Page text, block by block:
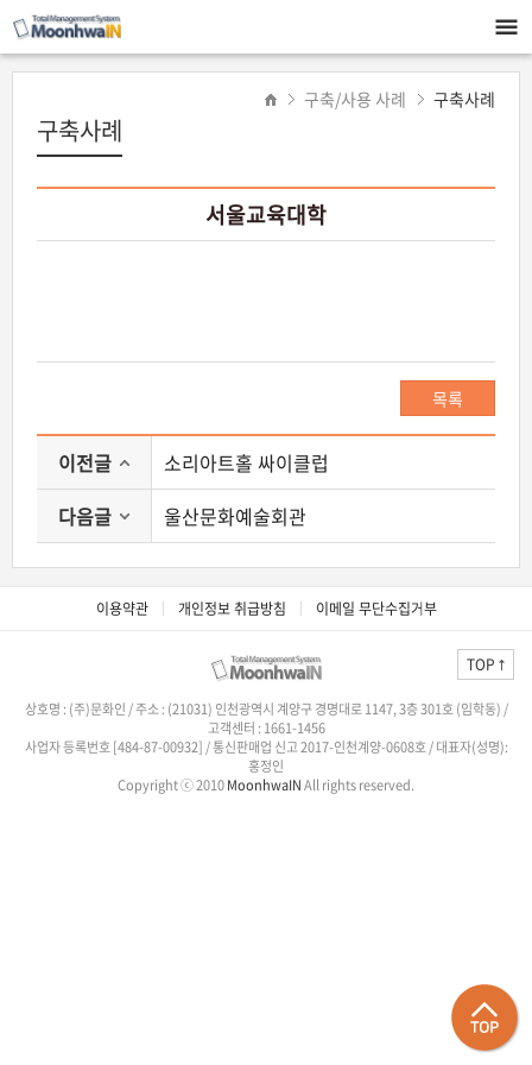
구축/사용 사례 구축사례
구축사례
서울교육대학
목록
이전글
소리아트홀 싸이클럽
다음글
울산문화예술회관
이용약관 개인정보 취급방침 이메일 무단수집거부
TOP
상호명 : (주)문화인 / 주소 : (21031) 인천광역시 계양구 경명대로 1147, 3층 301호 (임학동) /
고객센터 : 1661-1456
사업자 등록번호 [484-87-00932] / 통신판매업 신고 2017-인천계양-0608호 / 대표자(성명):
홍정인
Copyright ⓒ 2010MoonhwaINAll rights reserved.